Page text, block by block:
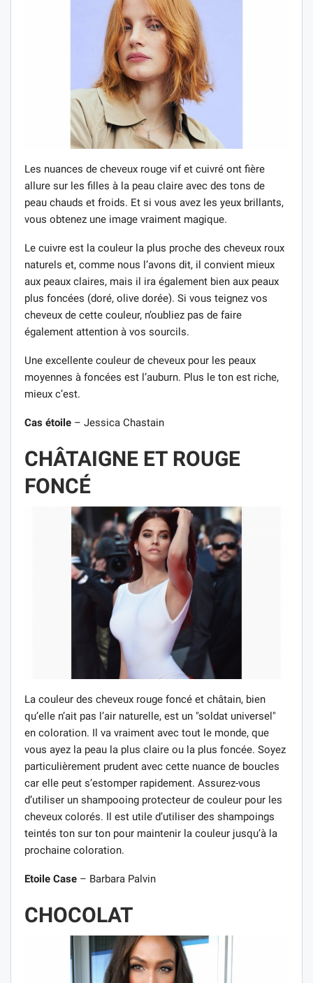
Les nuances de cheveux rouge vif et cuivré ont fière
allure sur les filles à la peau claire avec des tons de
peau chauds et froids. Et si vous avez les yeux brillants,
vous obtenez une image vraiment magique.
Le cuivre est la couleur la plus proche des cheveux roux
naturels et, comme nous l’avons dit, il convient mieux
aux peaux claires, mais il ira également bien aux peaux
plus foncées (doré, olive dorée). Si vous teignez vos
cheveux de cette couleur, n’oubliez pas de faire
également attention à vos sourcils.
Une excellente couleur de cheveux pour les peaux
moyennes à foncées est l’auburn. Plus le ton est riche,
mieux c’est.
Cas étoile – Jessica Chastain
CHÂTAIGNE ET ROUGE
FONCÉ
La couleur des cheveux rouge foncé et châtain, bien
qu’elle n’ait pas l’air naturelle, est un "soldat universel"
en coloration. Il va vraiment avec tout le monde, que
vous ayez la peau la plus claire ou la plus foncée. Soyez
particulièrement prudent avec cette nuance de boucles
car elle peut s’estomper rapidement. Assurez-vous
d’utiliser un shampooing protecteur de couleur pour les
cheveux colorés. Il est utile d’utiliser des shampoings
teintés ton sur ton pour maintenir la couleur jusqu’à la
prochaine coloration.
Etoile Case – Barbara Palvin
CHOCOLAT